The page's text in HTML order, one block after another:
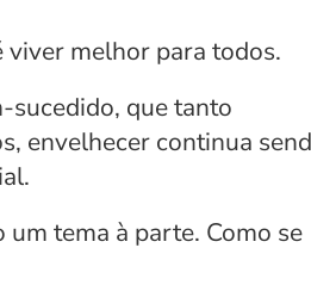
viver melhor para todos.
sucedido, que tanto
envelhecer continua
tema à parte. Como se